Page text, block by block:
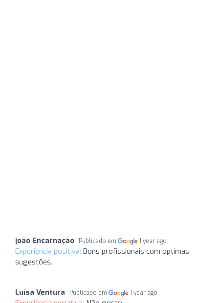
joão Encarnação Publicado em 1 year ago
Experiência positiva: Bons profissionais com optimas
sugestões.
Luísa Ventura Publicado em 1 year ago